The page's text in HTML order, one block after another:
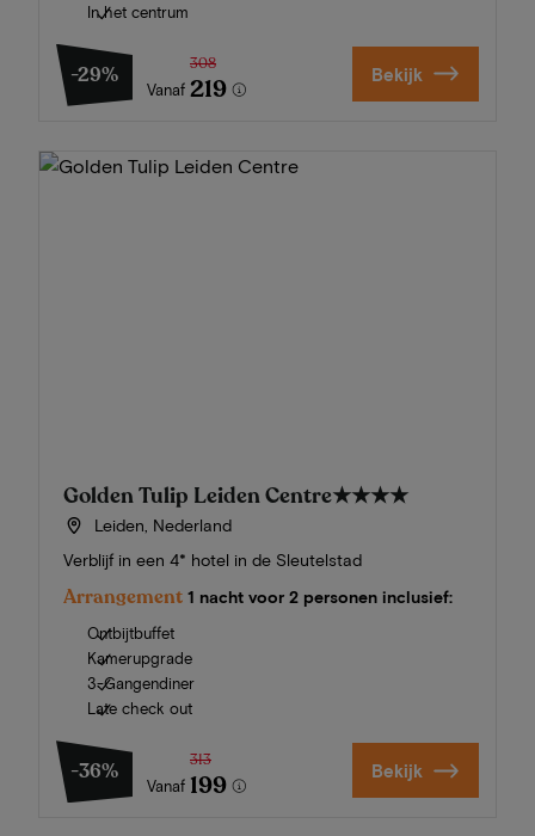
In het centrum
-29%
Vanaf
308
219 Bekijk
Golden Tulip Leiden Centre★★★★
Leiden, Nederland
Verblijf in een 4* hotel in de Sleutelstad
Arrangement 1 nacht voor 2 personen inclusief:
Ontbijtbuffet
Kamerupgrade
3-Gangendiner
Late check out
-36%
Vanaf
313
199 Bekijk